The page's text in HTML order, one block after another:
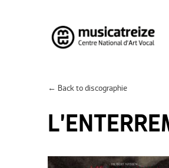
Skip
to
content
← Back to discographie